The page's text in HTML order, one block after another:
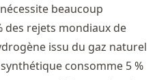
beaucoup
des rejets mondiaux de
issu du gaz naturel
consomme 5 %